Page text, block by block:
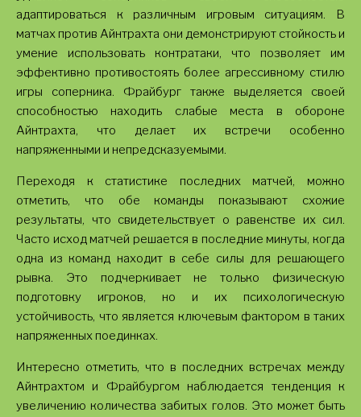
адаптироваться к различным игровым ситуациям. В
матчах против Айнтрахта они демонстрируют стойкость и
умение использовать контратаки, что позволяет им
эффективно противостоять более агрессивному стилю
игры соперника. Фрайбург также выделяется своей
способностью находить слабые места в обороне
Айнтрахта, что делает их встречи особенно
напряженными и непредсказуемыми.
Переходя к статистике последних матчей, можно
отметить, что обе команды показывают схожие
результаты, что свидетельствует о равенстве их сил.
Часто исход матчей решается в последние минуты, когда
одна из команд находит в себе силы для решающего
рывка. Это подчеркивает не только физическую
подготовку игроков, но и их психологическую
устойчивость, что является ключевым фактором в таких
напряженных поединках.
Интересно отметить, что в последних встречах между
Айнтрахтом и Фрайбургом наблюдается тенденция к
увеличению количества забитых голов. Это может быть